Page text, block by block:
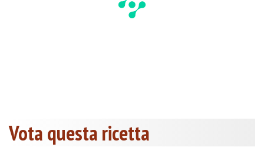
Vota questa ricetta